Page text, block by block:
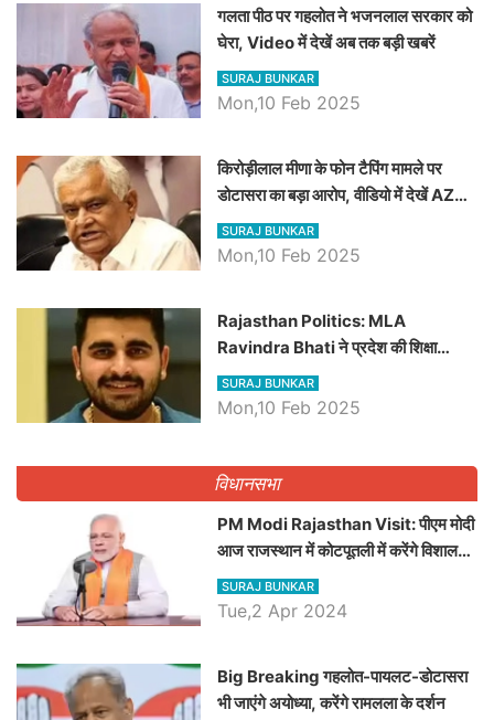
गलता पीठ पर गहलोत ने भजनलाल सरकार को
घेरा, Video में देखें अब तक बड़ी खबरें
SURAJ BUNKAR
Mon,10 Feb 2025
किरोड़ीलाल मीणा के फोन टैपिंग मामले पर
डोटासरा का बड़ा आरोप, वीडियो में देखें AZ
बड़ी खबरें
SURAJ BUNKAR
Mon,10 Feb 2025
Rajasthan Politics: MLA
Ravindra Bhati ने प्रदेश की शिक्षा
व्यवस्था पर उठाए सवाल, Madan
Dilawar पर हमला करते हुए गिनवाये खाली
SURAJ BUNKAR
Mon,10 Feb 2025
विधानसभा
PM Modi Rajasthan Visit: पीएम मोदी
आज राजस्थान में कोटपूतली में करेंगे विशाल
रैली, एक सभा से 8 सीटों पर साधेगें निशाना
SURAJ BUNKAR
Tue,2 Apr 2024
Big Breaking गहलोत-पायलट-डोटासरा
भी जाएंगे अयोध्या, करेंगे रामलला के दर्शन